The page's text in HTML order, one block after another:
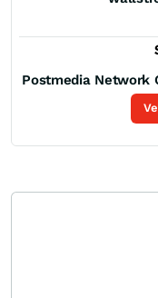
Postmedia Network